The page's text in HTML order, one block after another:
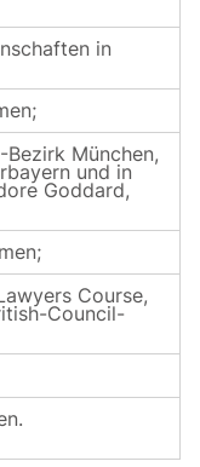
in
München,
und in
Goddard,
Course,
Council-